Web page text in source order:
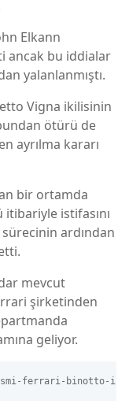
Elkann
ancak bu iddialar
yalanlanmıştı.
Vigna ikilisinin
ötürü de
ayrılma kararı
bir ortamda
istifasını
ardından
mevcut
şirketinden
geliyor.
ferrari-binotto-